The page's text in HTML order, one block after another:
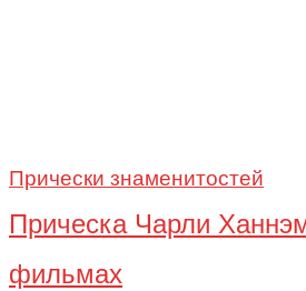
Прически знаменитостей
Прическа Чарли
фильмах